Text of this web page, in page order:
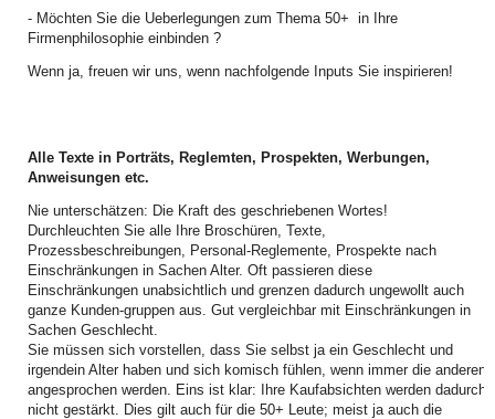
Lehrstellen
finden
- Möchten Sie die Ueberlegungen zum Thema 50+ in Ihre
Firmenphilosophie einbinden ?
Wenn ja, freuen wir uns, wenn nachfolgende Inputs Sie inspirieren!
Alle Texte in Porträts, Reglemten, Prospekten, Werbungen,
Anweisungen etc.
Nie unterschätzen: Die Kraft des geschriebenen Wortes!
Durchleuchten Sie alle Ihre Broschüren, Texte,
Prozessbeschreibungen, Personal-Reglemente, Prospekte nach
Einschränkungen in Sachen Alter. Oft passieren diese
Einschränkungen unabsichtlich und grenzen dadurch ungewollt auch
ganze Kunden-gruppen aus. Gut vergleichbar mit Einschränkungen in
Sachen Geschlecht.
Sie müssen sich vorstellen, dass Sie selbst ja ein Geschlecht und
irgendein Alter haben und sich komisch fühlen, wenn immer die anderen
angesprochen werden. Eins ist klar: Ihre Kaufabsichten werden dadurch
nicht gestärkt. Dies gilt auch für die 50+ Leute; meist ja auch die